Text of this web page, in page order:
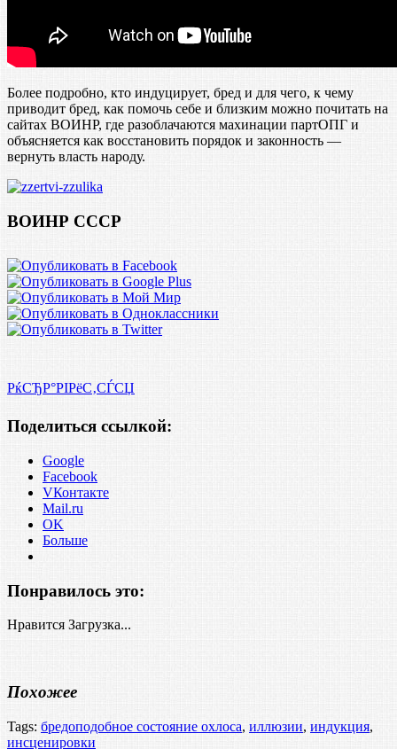
Более подробно, кто индуцирует, бред и для чего, к чему
приводит бред, как помочь себе и близким можно почитать на
сайтах ВОИНР, где разоблачаются махинации партОПГ и
объясняется как восстановить порядок и законность —
вернуть власть народу.
ВОИНР СССР
РќСЂР°РІРёС‚СЃСЏ
Поделиться ссылкой:
Google
Facebook
VКонтакте
Mail.ru
OK
Больше
Понравилось это:
Нравится Загрузка...
Похожее
Tags: бредоподобное состояние охлоса, иллюзии, индукция,
инсценировки